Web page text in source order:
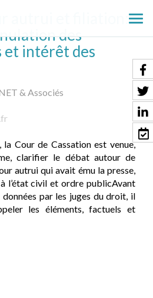
le
autrui et filiation:
des
intérêt des
& Associés
Cour de Cassation est venue,
clarifier le débat autour de
autrui qui avait ému la presse,
l’état civil et ordre publicAvant
données par les juges du droit, il
les éléments, factuels et